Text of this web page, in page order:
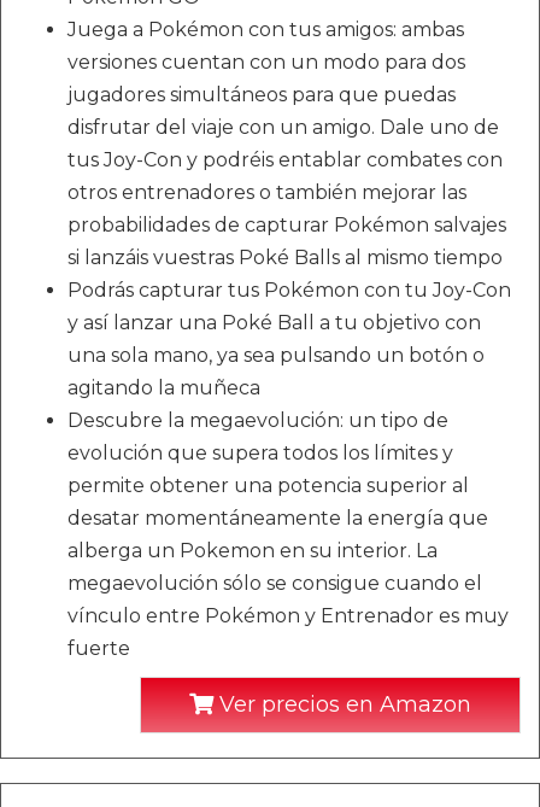
Juega a Pokémon con tus amigos: ambas
versiones cuentan con un modo para dos
jugadores simultáneos para que puedas
disfrutar del viaje con un amigo. Dale uno de
tus Joy-Con y podréis entablar combates con
otros entrenadores o también mejorar las
probabilidades de capturar Pokémon salvajes
si lanzáis vuestras Poké Balls al mismo tiempo
Podrás capturar tus Pokémon con tu Joy-Con
y así lanzar una Poké Ball a tu objetivo con
una sola mano, ya sea pulsando un botón o
agitando la muñeca
Descubre la megaevolución: un tipo de
evolución que supera todos los límites y
permite obtener una potencia superior al
desatar momentáneamente la energía que
alberga un Pokemon en su interior. La
megaevolución sólo se consigue cuando el
vínculo entre Pokémon y Entrenador es muy
fuerte
Ver precios en Amazon